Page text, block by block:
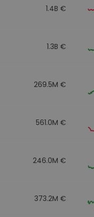
1.4B €
1.3B €
269.5M €
561.0M €
246.0M €
373.2M €